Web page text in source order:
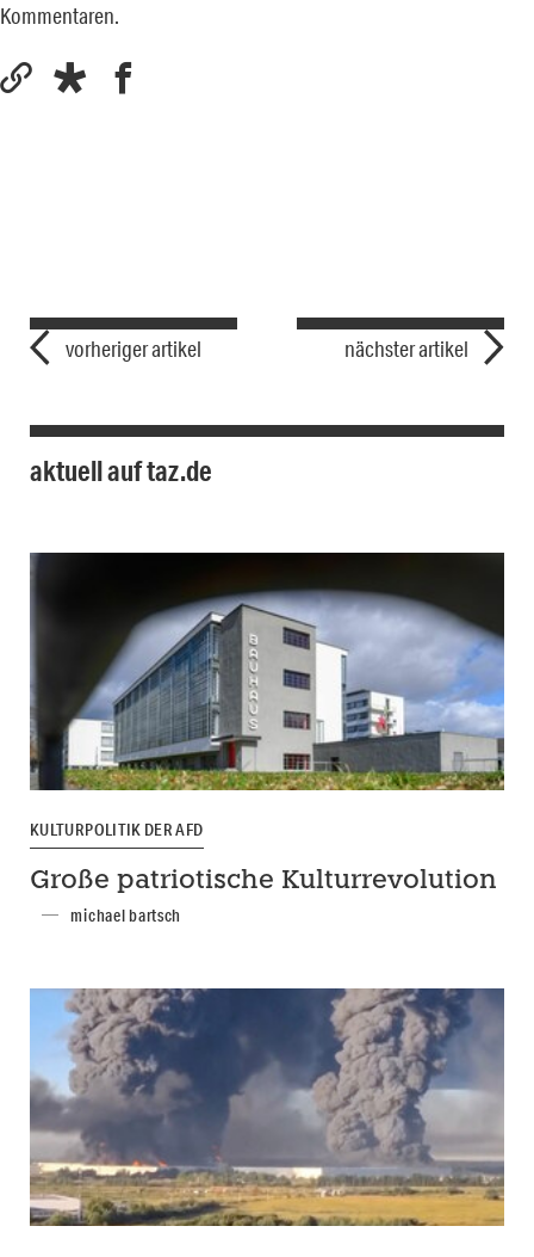
Kommentaren.
vorheriger artikel nächster artikel
aktuell auf taz.de
KULTURPOLITIK DER AFD
Große patriotische Kulturrevolution
michael bartsch